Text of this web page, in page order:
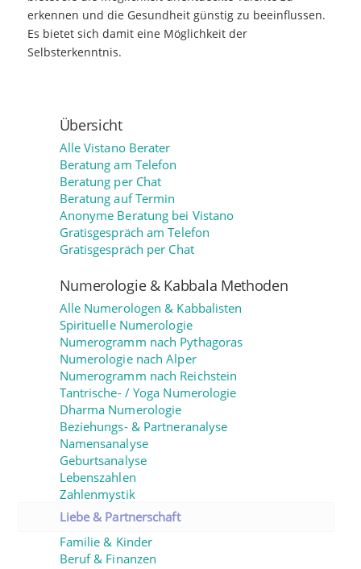
erkennen und die Gesundheit günstig zu beeinflussen.
Es bietet sich damit eine Möglichkeit der
Selbsterkenntnis.
Übersicht
Alle Vistano Berater
Beratung am Telefon
Beratung per Chat
Beratung auf Termin
Anonyme Beratung bei Vistano
Gratisgespräch am Telefon
Gratisgespräch per Chat
Numerologie & Kabbala Methoden
Alle Numerologen & Kabbalisten
Spirituelle Numerologie
Numerogramm nach Pythagoras
Numerologie nach Alper
Numerogramm nach Reichstein
Tantrische- / Yoga Numerologie
Dharma Numerologie
Beziehungs- & Partneranalyse
Namensanalyse
Geburtsanalyse
Lebenszahlen
Zahlenmystik
Liebe & Partnerschaft
Familie & Kinder
Beruf & Finanzen